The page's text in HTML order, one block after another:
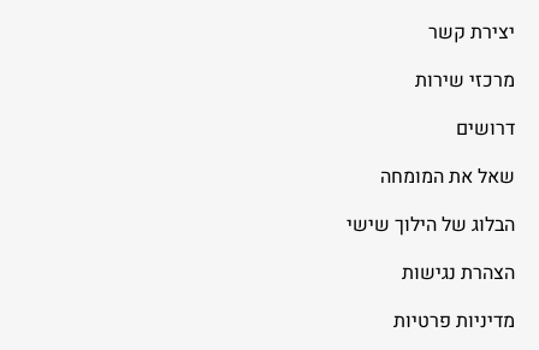
יצירת קשר
מרכזי שירות
דרושים
שאל את המומחה
הבלוג של הילוך שישי
הצהרת נגישות
מדיניות פרטיות